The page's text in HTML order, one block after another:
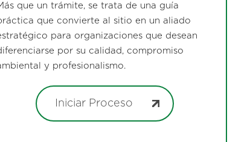
que un trámite, se trata de una guía
que convierte al sitio en un aliado
para organizaciones que desean
por su calidad, compromiso
y profesionalismo.
Iniciar Proceso